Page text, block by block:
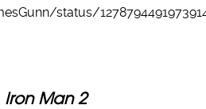
status/
Iron Man 2